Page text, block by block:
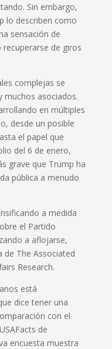
Sin embargo,
lo describen como
sensación de
de giros
complejas se
muchos asociados.
en múltiples
desde un posible
el papel que
del 6 de enero,
grave que Trump ha
pública a menudo
a medida
el Partido
a aflojarse,
de The Associated
Research.
está
dice tener una
con el
de
encuesta muestra